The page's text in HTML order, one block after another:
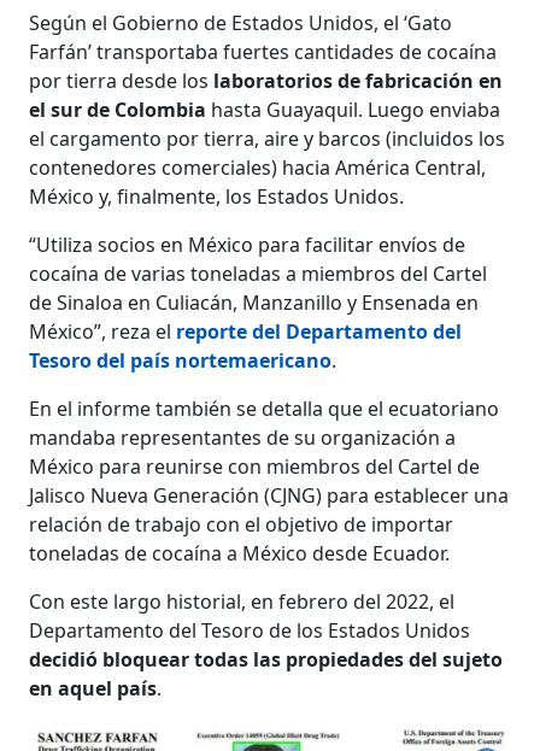
Según el Gobierno de Estados Unidos, el ‘Gato
Farfán’ transportaba fuertes cantidades de cocaína
por tierra desde los laboratorios de fabricación en
el sur de Colombia hasta Guayaquil. Luego enviaba
el cargamento por tierra, aire y barcos (incluidos los
contenedores comerciales) hacia América Central,
México y, finalmente, los Estados Unidos.
“Utiliza socios en México para facilitar envíos de
cocaína de varias toneladas a miembros del Cartel
de Sinaloa en Culiacán, Manzanillo y Ensenada en
México”, reza el reporte del Departamento del
Tesoro del país nortemaericano.
En el informe también se detalla que el ecuatoriano
mandaba representantes de su organización a
México para reunirse con miembros del Cartel de
Jalisco Nueva Generación (CJNG) para establecer una
relación de trabajo con el objetivo de importar
toneladas de cocaína a México desde Ecuador.
Con este largo historial, en febrero del 2022, el
Departamento del Tesoro de los Estados Unidos
decidió bloquear todas las propiedades del sujeto
en aquel país.